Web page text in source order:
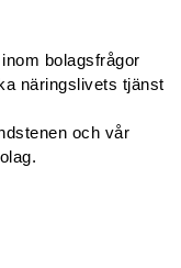
bolagsfrågor
näringslivets tjänst
och vår